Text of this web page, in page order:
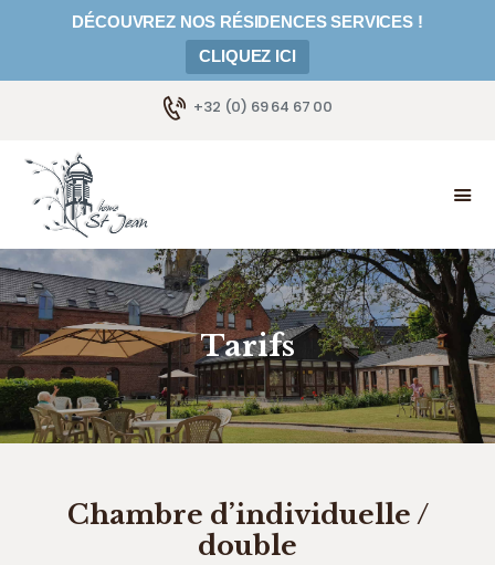
DÉCOUVREZ NOS RÉSIDENCES SERVICES !
CLIQUEZ ICI
+32 (0) 69 64 67 00
Tarifs
NOTRE APPROCHE
TARIFS
GALERIE
RÉSIDENCES SERVICES
ACTUALITÉS
EMPLOI
NOUS CONTACTER
Chambre d’individuelle /
double